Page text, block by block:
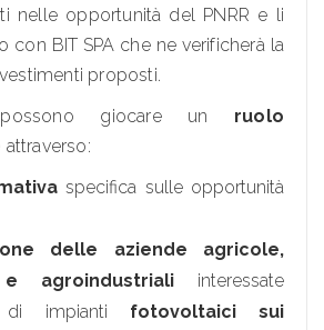
nelle opportunità del PNRR e li
con BIT SPA che ne verificherà la
proposti.
giocare un ruolo
attraverso:
specifica sulle opportunità
delle aziende agricole,
agroindustriali interessate
di impianti fotovoltaici sui